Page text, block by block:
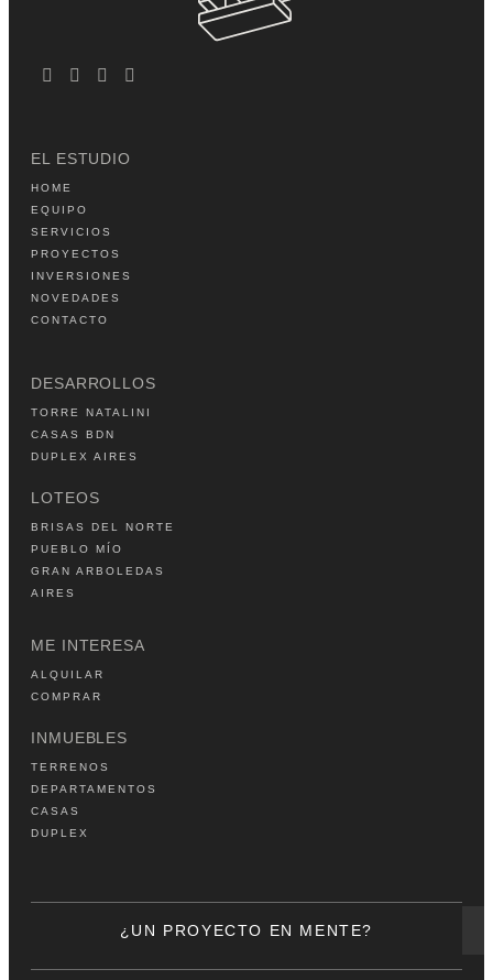
ME INTERESA
ALQUILAR
COMPRAR
INMUEBLES
TERRENOS
DEPARTAMENTOS
CASAS
DUPLEX
EL ESTUDIO
HOME
EQUIPO
SERVICIOS
PROYECTOS
INVERSIONES
NOVEDADES
CONTACTO
DESARROLLOS
TORRE NATALINI
CASAS BDN
DUPLEX AIRES
LOTEOS
BRISAS DEL NORTE
PUEBLO MÍO
GRAN ARBOLEDAS
AIRES
¿UN PROYECTO EN MENTE?